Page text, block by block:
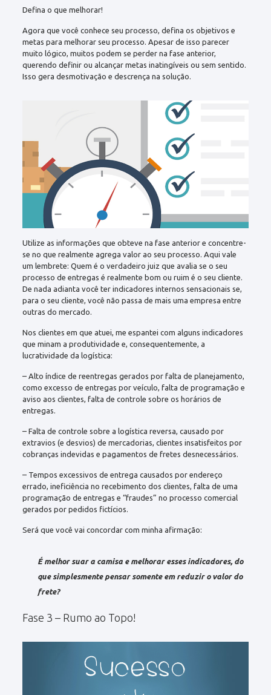
Defina o que melhorar!
Agora que você conhece seu processo, defina os objetivos e
metas para melhorar seu processo. Apesar de isso parecer
muito lógico, muitos podem se perder na fase anterior,
querendo definir ou alcançar metas inatingíveis ou sem sentido.
Isso gera desmotivação e descrença na solução.
Utilize as informações que obteve na fase anterior e concentre-
se no que realmente agrega valor ao seu processo. Aqui vale
um lembrete: Quem é o verdadeiro juiz que avalia se o seu
processo de entregas é realmente bom ou ruim é o seu cliente.
De nada adianta você ter indicadores internos sensacionais se,
para o seu cliente, você não passa de mais uma empresa entre
outras do mercado.
Nos clientes em que atuei, me espantei com alguns indicadores
que minam a produtividade e, consequentemente, a
lucratividade da logística:
– Alto índice de reentregas gerados por falta de planejamento,
como excesso de entregas por veículo, falta de programação e
aviso aos clientes, falta de controle sobre os horários de
entregas.
– Falta de controle sobre a logística reversa, causado por
extravios (e desvios) de mercadorias, clientes insatisfeitos por
cobranças indevidas e pagamentos de fretes desnecessários.
– Tempos excessivos de entrega causados por endereço
errado, ineficiência no recebimento dos clientes, falta de uma
programação de entregas e “fraudes” no processo comercial
gerados por pedidos fictícios.
Será que você vai concordar com minha afirmação:
É melhor suar a camisa e melhorar esses indicadores, do
que simplesmente pensar somente em reduzir o valor do
frete?
Fase 3 – Rumo ao Topo!